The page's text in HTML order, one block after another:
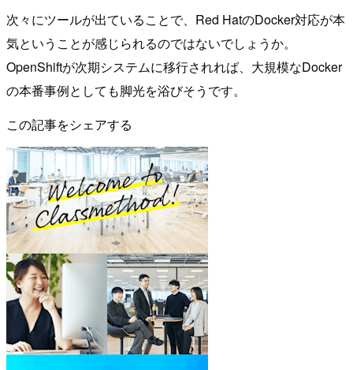
次々にツールが出ていることで、Red HatのDocker対応が本
気ということが感じられるのではないでしょうか。
OpenShiftが次期システムに移行されれば、大規模なDocker
の本番事例としても脚光を浴びそうです。
この記事をシェアする